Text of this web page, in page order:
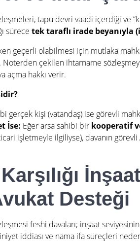
tapu devri vaadi içerdiği ve
sürecetek taraflı irade beyanıyla
geçerli olabilmesi için mutlaka
Noterden çekilen ihtarname
açma hakkı verir.
gerçek kişi (vatandaş) ise görevli
İse: Eğer arsa sahibi bir kooperatif
işletmeyle ilgiliyse), davanın görevli
Desteği
feshi davaları; inşaat
iddiası ve nama ifa süreçleri